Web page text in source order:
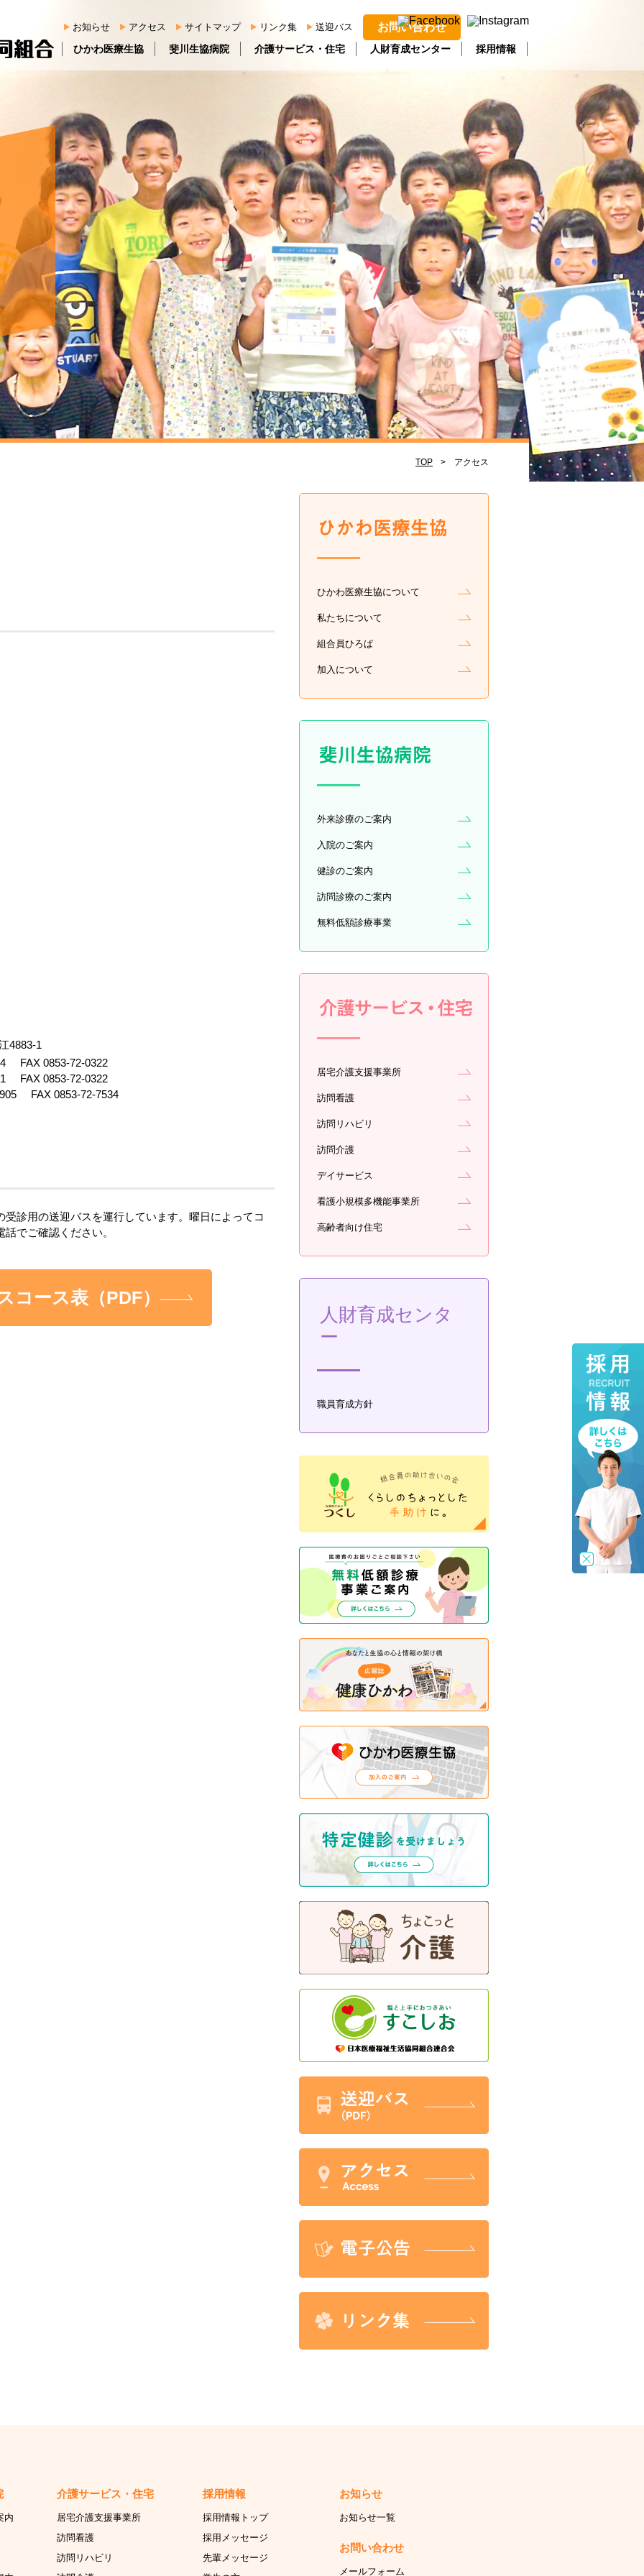
お知らせ アクセス サイトマップ リンク集 送迎バス お問い合わせ
ひかわ医療生協 斐川生協病院 介護サービス・住宅 人財育成センター 採用情報
TOP アクセス
4883-1
FAX 0853-72-0322
FAX 0853-72-0322
FAX 0853-72-7534
診用の送迎バスを運行しています。曜日によってコ
でご確認ください。
コース表（PDF）
ひかわ医療生協について
私たちについて
組合員ひろば
加入について
外来診療のご案内
入院のご案内
健診のご案内
訪問診療のご案内
無料低額診療事業
居宅介護支援事業所
訪問看護
訪問リハビリ
訪問介護
デイサービス
看護小規模多機能事業所
高齢者向け住宅
人財育成センタ
ー
職員育成方針
内
介護サービス・住宅
居宅介護支援事業所
訪問看護
訪問リハビリ
採用情報
採用情報トップ
採用メッセージ
先輩メッセージ
お知らせ
お知らせ一覧
お問い合わせ
メールフォーム